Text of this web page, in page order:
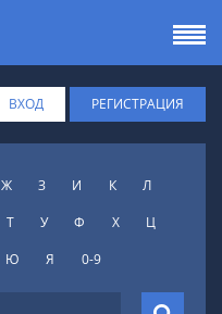
ВХОД РЕГИСТРАЦИЯ
Ж З И К
Л
Т У Ф X
Ц
Ю Я 0-9